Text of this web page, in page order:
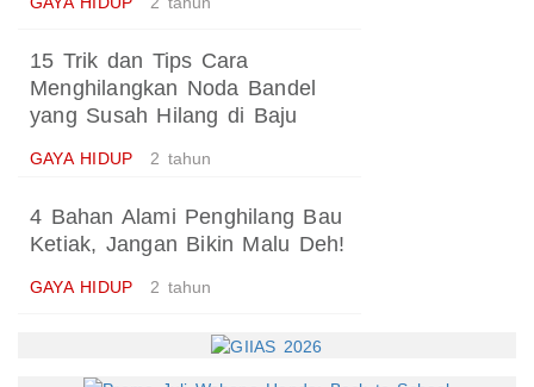
15 Trik dan Tips Cara
Menghilangkan Noda Bandel
yang Susah Hilang di Baju
GAYA HIDUP 2 tahun
4 Bahan Alami Penghilang Bau
Ketiak, Jangan Bikin Malu Deh!
GAYA HIDUP 2 tahun